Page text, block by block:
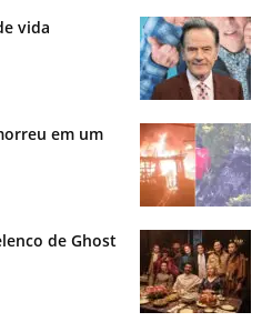
vida
em um
de Ghost